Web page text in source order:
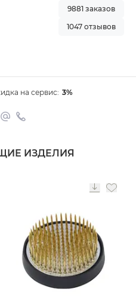
9881 заказов
1047 отзывов
на сервис: 3%
ИЗДЕЛИЯ